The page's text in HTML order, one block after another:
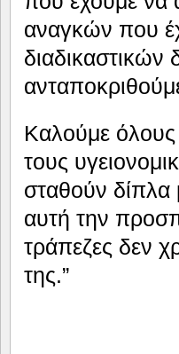
αναγκών που
Καλούμε όλους
τους
σταθούν δίπλα
αυτή την
τράπεζες δεν
της.”